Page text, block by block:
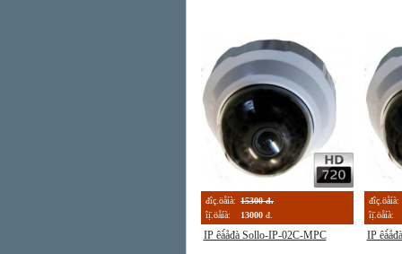
đîç.öåíà: 15300 đ.
îị̈.öåíà:
13000 đ.
IP êà́åđà Sollo-IP-02C-MPC
đîç.öåíà:
îị̈.öåíà:
IP